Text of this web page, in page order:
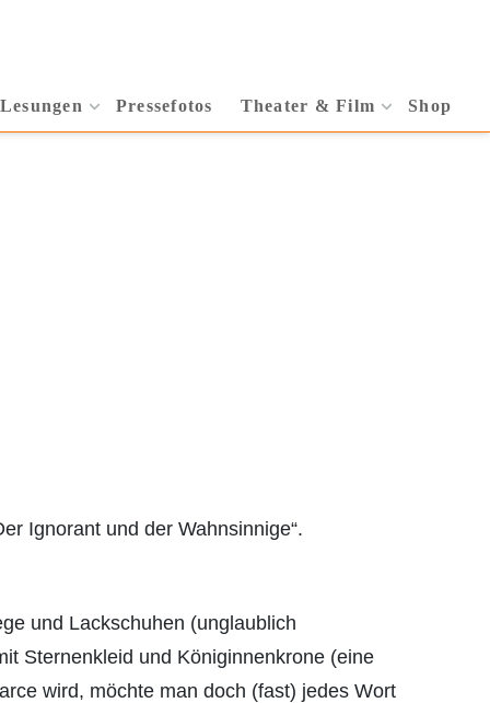
Pressefotos Theater & Film Shop
Ignorant und der Wahnsinnige“.
und Lackschuhen (unglaublich
Sternenkleid und Königinnenkrone (eine
wird, möchte man doch (fast) jedes Wort